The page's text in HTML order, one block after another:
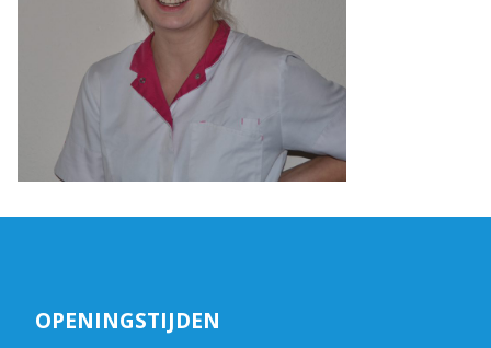
OPENINGSTIJDEN